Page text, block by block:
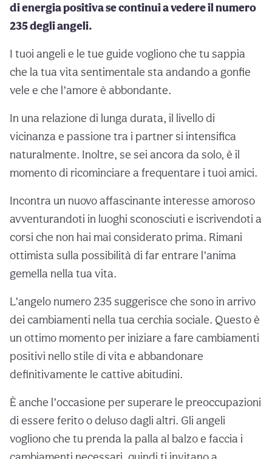
di energia positiva se continui a vedere il numero
235 degli angeli.
I tuoi angeli e le tue guide vogliono che tu sappia
che la tua vita sentimentale sta andando a gonfie
vele e che l’amore è abbondante.
In una relazione di lunga durata, il livello di
vicinanza e passione tra i partner si intensifica
naturalmente. Inoltre, se sei ancora da solo, è il
momento di ricominciare a frequentare i tuoi amici.
Incontra un nuovo affascinante interesse amoroso
avventurandoti in luoghi sconosciuti e iscrivendoti a
corsi che non hai mai considerato prima. Rimani
ottimista sulla possibilità di far entrare l’anima
gemella nella tua vita.
L’angelo numero 235 suggerisce che sono in arrivo
dei cambiamenti nella tua cerchia sociale. Questo è
un ottimo momento per iniziare a fare cambiamenti
positivi nello stile di vita e abbandonare
definitivamente le cattive abitudini.
È anche l’occasione per superare le preoccupazioni
di essere ferito o deluso dagli altri. Gli angeli
vogliono che tu prenda la palla al balzo e faccia i